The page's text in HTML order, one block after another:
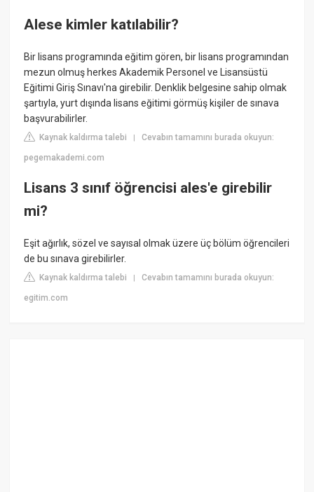
Alese kimler katılabilir?
Bir lisans programında eğitim gören, bir lisans programından
mezun olmuş herkes Akademik Personel ve Lisansüstü
Eğitimi Giriş Sınavı'na girebilir. Denklik belgesine sahip olmak
şartıyla, yurt dışında lisans eğitimi görmüş kişiler de sınava
başvurabilirler.
Kaynak kaldırma talebi |Cevabın tamamını burada okuyun:
pegemakademi.com
Lisans 3 sınıf öğrencisi ales'e girebilir
mi?
Eşit ağırlık, sözel ve sayısal olmak üzere üç bölüm öğrencileri
de bu sınava girebilirler.
Kaynak kaldırma talebi |Cevabın tamamını burada okuyun:
egitim.com